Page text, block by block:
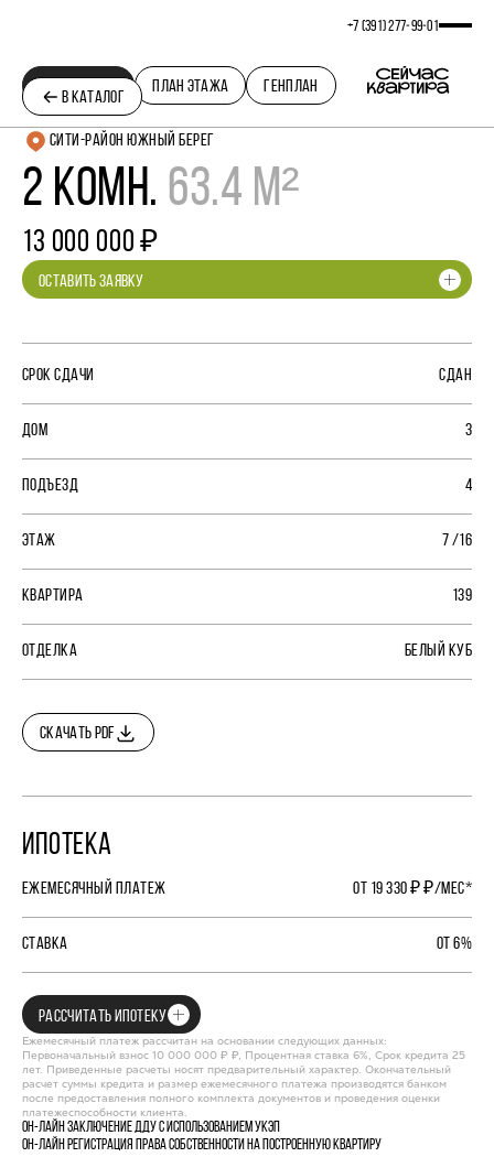
+7 (391) 277‒99‒01
В КАТАЛОГ
ПЛАНИРОВКА ПЛАН ЭТАЖА ГЕНПЛАН
СИТИ-РАЙОН ЮЖНЫЙ БЕРЕГ
2 КОМН. 63.4 М²
13 000 000 ₽
ОСТАВИТЬ ЗАЯВКУ
СРОК СДАЧИ СДАН
ДОМ 3
ПОДЪЕЗД 4
ЭТАЖ 7 /16
КВАРТИРА 139
ОТДЕЛКА БЕЛЫЙ КУБ
СКАЧАТЬ PDF
ИПОТЕКА
ЕЖЕМЕСЯЧНЫЙ ПЛАТЕЖ ОТ 19 330 ₽ ₽/МЕС*
СТАВКА ОТ 6%
РАССЧИТАТЬ ИПОТЕКУ
Ежемесячный платеж рассчитан на основании следующих данных:
Первоначальный взнос 10 000 000 ₽ ₽, Процентная ставка 6%, Срок кредита 25
лет. Приведенные расчеты носят предварительный характер. Окончательный
расчет суммы кредита и размер ежемесячного платежа производятся банком
после предоставления полного комплекта документов и проведения оценки
платежеспособности клиента.
Он-лайн заключение ДДУ с использованием УКЭП
Он-лайн регистрация права собственности на построенную квартиру